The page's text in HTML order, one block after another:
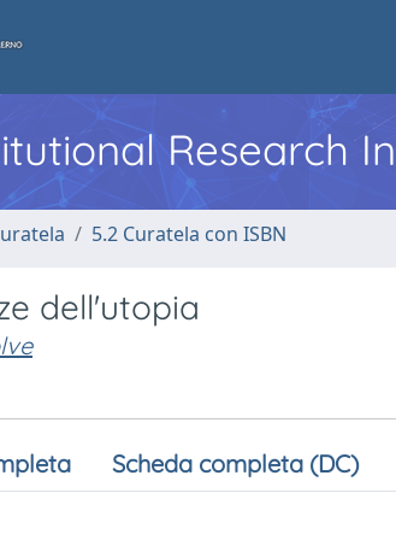
Research
5.2 Curatela con ISBN
dell'utopia
Scheda completa (DC)